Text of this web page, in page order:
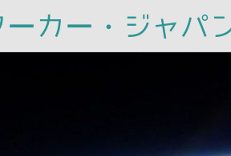
ーカー・ジャパ